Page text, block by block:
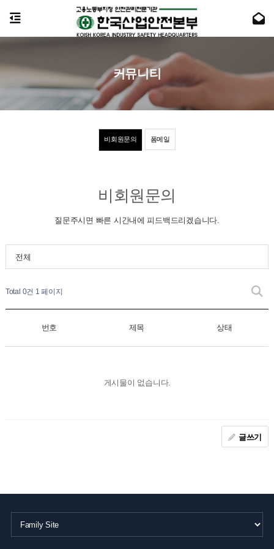
비회원문의 폼메일
커뮤니티
비회원문의
질문주시면 빠른 시간내에 피드백드리겠습니다.
전체
Total 0건 1 페이지
번호 제목 상태
게시물이 없습니다.
글쓰기